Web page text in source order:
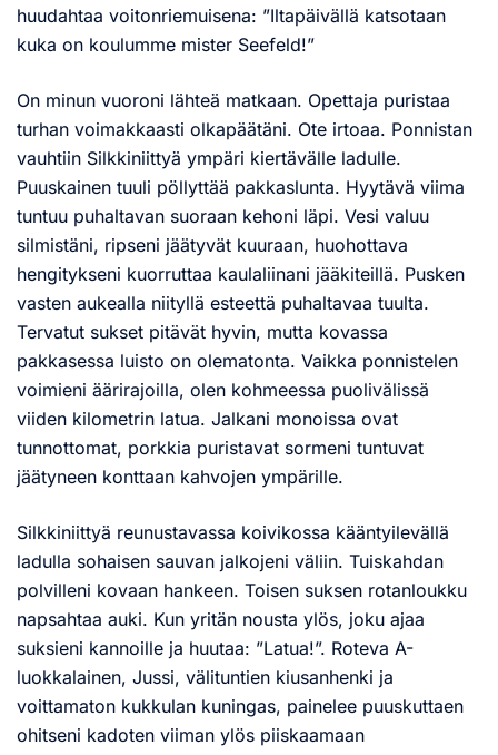
huudahtaa voitonriemuisena: ”Iltapäivällä katsotaan
kuka on koulumme mister Seefeld!”
On minun vuoroni lähteä matkaan. Opettaja puristaa
turhan voimakkaasti olkapäätäni. Ote irtoaa. Ponnistan
vauhtiin Silkkiniittyä ympäri kiertävälle ladulle.
Puuskainen tuuli pöllyttää pakkaslunta. Hyytävä viima
tuntuu puhaltavan suoraan kehoni läpi. Vesi valuu
silmistäni, ripseni jäätyvät kuuraan, huohottava
hengitykseni kuorruttaa kaulaliinani jääkiteillä. Pusken
vasten aukealla niityllä esteettä puhaltavaa tuulta.
Tervatut sukset pitävät hyvin, mutta kovassa
pakkasessa luisto on olematonta. Vaikka ponnistelen
voimieni äärirajoilla, olen kohmeessa puolivälissä
viiden kilometrin latua. Jalkani monoissa ovat
tunnottomat, porkkia puristavat sormeni tuntuvat
jäätyneen konttaan kahvojen ympärille.
Silkkiniittyä reunustavassa koivikossa kääntyilevällä
ladulla sohaisen sauvan jalkojeni väliin. Tuiskahdan
polvilleni kovaan hankeen. Toisen suksen rotanloukku
napsahtaa auki. Kun yritän nousta ylös, joku ajaa
suksieni kannoille ja huutaa: ”Latua!”. Roteva A-
luokkalainen, Jussi, välituntien kiusanhenki ja
voittamaton kukkulan kuningas, painelee puuskuttaen
ohitseni kadoten viiman ylös piiskaamaan